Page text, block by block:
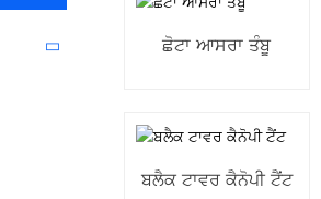
ਛੋਟਾ ਆਸਰਾ ਤੰਬੂ
ਬਲੈਕ ਟਾਵਰ ਕੈਨੋਪੀ ਟੈਂਟ